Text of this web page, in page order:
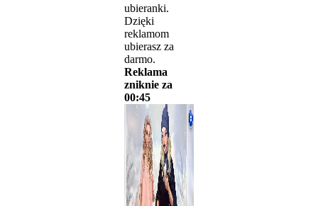
ubieranki.
Dzięki
reklamom
ubierasz za
darmo.
Reklama
zniknie za
00:45